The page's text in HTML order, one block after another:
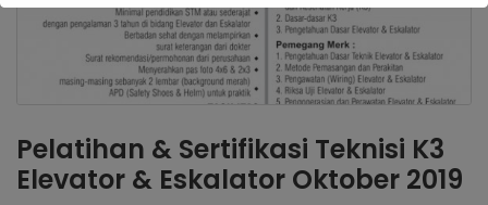
Pelatihan & Sertifikasi Teknisi K3
Elevator & Eskalator Oktober 2019